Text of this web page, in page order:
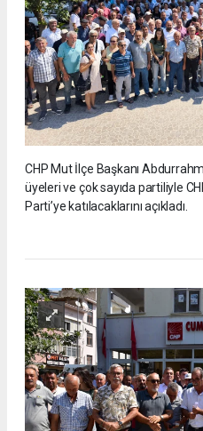
CHP Mut İlçe Başkanı
üyeleri ve çok sayıda partiliyle
Parti’ye katılacaklarını açıkladı.